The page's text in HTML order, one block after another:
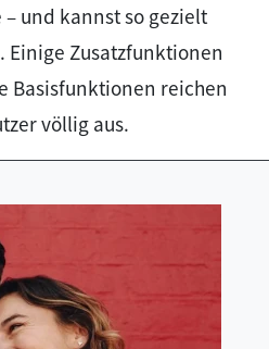
und kannst so gezielt
Zusatzfunktionen
Basisfunktionen reichen
völlig aus.